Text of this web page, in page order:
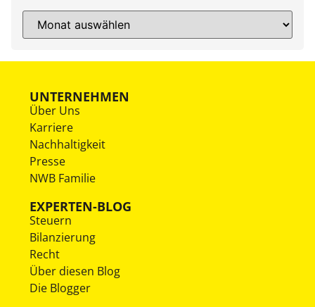
UNTERNEHMEN
Über Uns
Karriere
Nachhaltigkeit
Presse
NWB Familie
EXPERTEN-BLOG
Steuern
Bilanzierung
Recht
Über diesen Blog
Die Blogger